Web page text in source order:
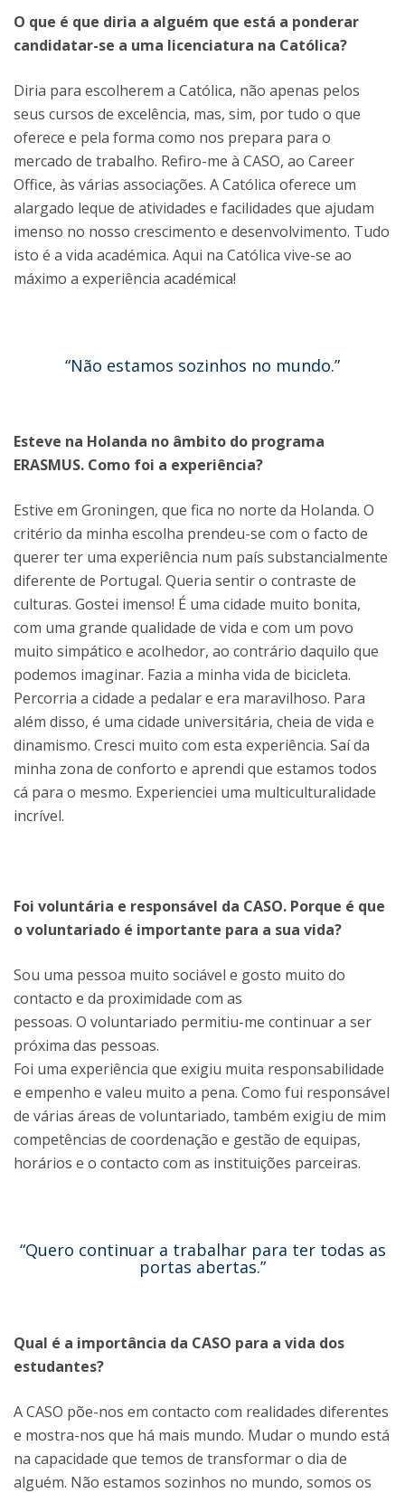
O que é que diria a alguém que está a ponderar
candidatar-se a uma licenciatura na Católica?
Diria para escolherem a Católica, não apenas pelos
seus cursos de excelência, mas, sim, por tudo o que
oferece e pela forma como nos prepara para o
mercado de trabalho. Refiro-me à CASO, ao Career
Office, às várias associações. A Católica oferece um
alargado leque de atividades e facilidades que ajudam
imenso no nosso crescimento e desenvolvimento. Tudo
isto é a vida académica. Aqui na Católica vive-se ao
máximo a experiência académica!
“Não estamos sozinhos no mundo.”
Esteve na Holanda no âmbito do programa
ERASMUS. Como foi a experiência?
Estive em Groningen, que fica no norte da Holanda. O
critério da minha escolha prendeu-se com o facto de
querer ter uma experiência num país substancialmente
diferente de Portugal. Queria sentir o contraste de
culturas. Gostei imenso! É uma cidade muito bonita,
com uma grande qualidade de vida e com um povo
muito simpático e acolhedor, ao contrário daquilo que
podemos imaginar. Fazia a minha vida de bicicleta.
Percorria a cidade a pedalar e era maravilhoso. Para
além disso, é uma cidade universitária, cheia de vida e
dinamismo. Cresci muito com esta experiência. Saí da
minha zona de conforto e aprendi que estamos todos
cá para o mesmo. Experienciei uma multiculturalidade
incrível.
Foi voluntária e responsável da CASO. Porque é que
o voluntariado é importante para a sua vida?
Sou uma pessoa muito sociável e gosto muito do
contacto e da proximidade com as
pessoas. O voluntariado permitiu-me continuar a ser
próxima das pessoas.
Foi uma experiência que exigiu muita responsabilidade
e empenho e valeu muito a pena. Como fui responsável
de várias áreas de voluntariado, também exigiu de mim
competências de coordenação e gestão de equipas,
horários e o contacto com as instituições parceiras.
“Quero continuar a trabalhar para ter todas as
portas abertas.”
Qual é a importância da CASO para a vida dos
estudantes?
A CASO põe-nos em contacto com realidades diferentes
e mostra-nos que há mais mundo. Mudar o mundo está
na capacidade que temos de transformar o dia de
alguém. Não estamos sozinhos no mundo, somos os